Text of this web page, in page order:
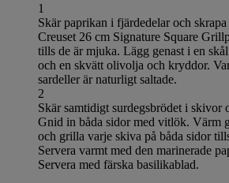
1
Skär paprikan i fjärdedelar och
Creuset 26 cm Signature Square
tills de är mjuka. Lägg genast i en
och en skvätt olivolja och kryddor.
sardeller är naturligt saltade.
2
Skär samtidigt surdegsbrödet i skivor
Gnid in båda sidor med vitlök. Värm
och grilla varje skiva på båda sidor
Servera varmt med den marinerade
Servera med färska basilikablad.